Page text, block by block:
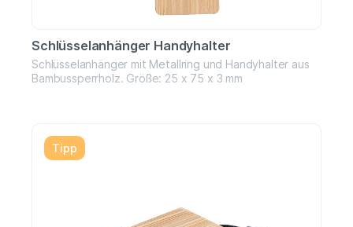
Schlüsselanhänger Handyhalter
Schlüsselanhänger mit Metallring und Handyhalter aus
Bambussperrholz. Größe: 25 x 75 x 3 mm
Tipp